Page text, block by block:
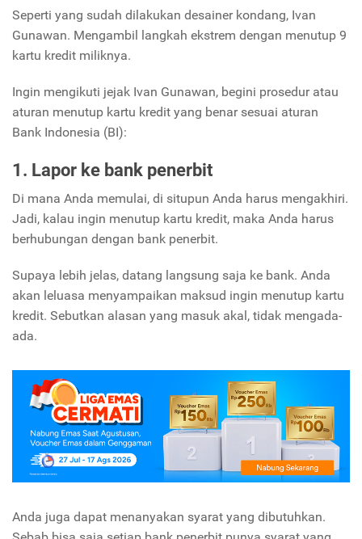
Seperti yang sudah dilakukan desainer kondang, Ivan
Gunawan. Mengambil langkah ekstrem dengan menutup 9
kartu kredit miliknya.
Ingin mengikuti jejak Ivan Gunawan, begini prosedur atau
aturan menutup kartu kredit yang benar sesuai aturan
Bank Indonesia (BI):
1. Lapor ke bank penerbit
Di mana Anda memulai, di situpun Anda harus mengakhiri.
Jadi, kalau ingin menutup kartu kredit, maka Anda harus
berhubungan dengan bank penerbit.
Supaya lebih jelas, datang langsung saja ke bank. Anda
akan leluasa menyampaikan maksud ingin menutup kartu
kredit. Sebutkan alasan yang masuk akal, tidak mengada-
ada.
Anda juga dapat menanyakan syarat yang dibutuhkan.